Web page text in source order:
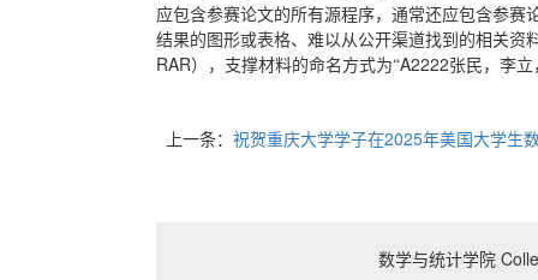
应包含参赛论文的所有源程序，通常还应包含参
结果的图形或表格、难以从公开渠道找到的相关
RAR），支撑材料的命名方式为“A2222张民，李
上一条： 祝贺重庆大学学子在2025年美国大学生
数学与统计学院